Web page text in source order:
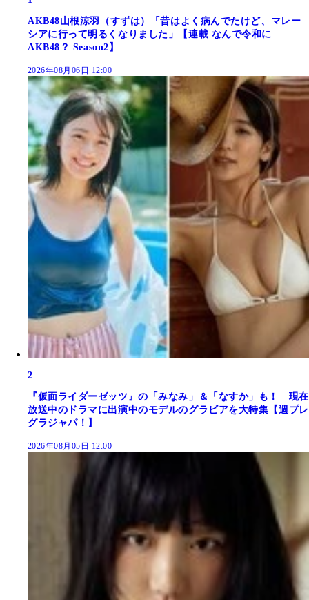
AKB48山根涼羽（すずは）「昔はよく病んでたけど、マレー
シアに行って明るくなりました」【連載 なんで令和に
AKB48？ Season2】
2026年08月06日 12:00
2
『仮面ライダーゼッツ』の「みなみ」＆「なすか」も！ 現在
放送中のドラマに出演中のモデルのグラビアを大特集【週プレ
グラジャパ！】
2026年08月05日 12:00